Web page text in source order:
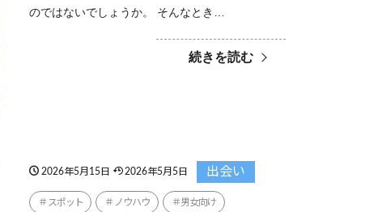
のではないでしょうか。 そんなとき…
続きを読む
2026年5月15日 2026年5月5日 出会い
スポット ノウハウ 男女向け